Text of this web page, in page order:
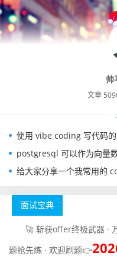
帅
文章
使用 vibe coding 写代码的时
postgresql 可以作为向量
给大家分享一个我常用的
面试宝典
🚀 斩获offer终极武器 ·
题抢先练 · 欢迎刷题👉